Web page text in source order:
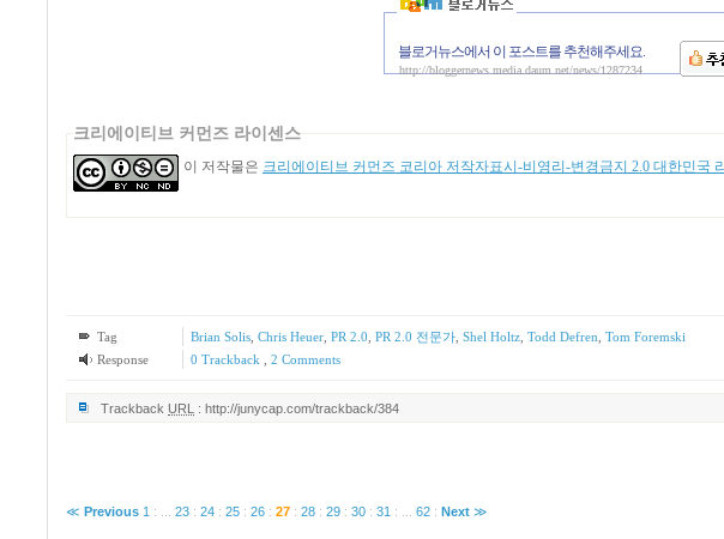
블로거뉴스에서 이 포스트를 추천해주세요.
http://bloggernews.media.daum.net/news/1287234
크리에이티브 커먼즈 라이센스
이 저작물은 크리에이티브 커먼즈 코리아 저작자표시-비영리-변경금지 2.0 대한민국
Tag Brian Solis, Chris Heuer, PR 2.0 PR 2.0 전문가, Shel Holtz, Todd Defren Tom Foremski
Response
0 Trackback 2 Comments
Trackback URL : http://junycap.com/trackback/384
≪ Previous 1 : 23 : 24 : 25 : 26 : 27 : 28 : 29 : 30 : 31 : 62 : Next ≫